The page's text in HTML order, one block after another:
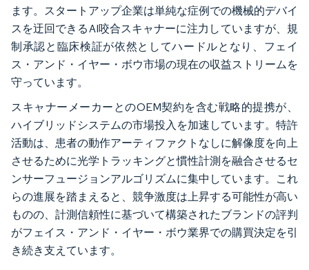
ます。スタートアップ企業は単純な症例での機械的デバイ
スを迂回できるAI咬合スキャナーに注力していますが、規
制承認と臨床検証が依然としてハードルとなり、フェイ
ス・アンド・イヤー・ボウ市場の現在の収益ストリームを
守っています。
スキャナーメーカーとのOEM契約を含む戦略的提携が、
ハイブリッドシステムの市場投入を加速しています。特許
活動は、患者の動作アーティファクトなしに解像度を向上
させるために光学トラッキングと慣性計測を融合させるセ
ンサーフュージョンアルゴリズムに集中しています。これ
らの進展を踏まえると、競争激度は上昇する可能性が高い
ものの、計測信頼性に基づいて構築されたブランドの評判
がフェイス・アンド・イヤー・ボウ業界での購買決定を引
き続き支えています。